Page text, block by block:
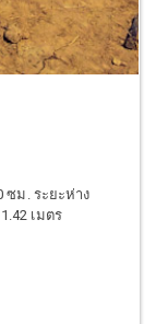
ซม. ระยะห่าง
เมตร